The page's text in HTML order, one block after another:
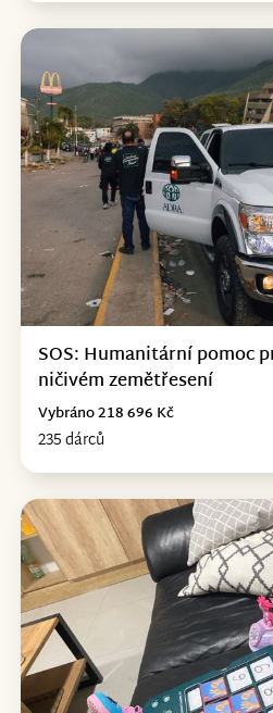
SOS: Humanitární pomoc
ničivém zemětřesení
235 dárců
Vybráno 218 696 Kč